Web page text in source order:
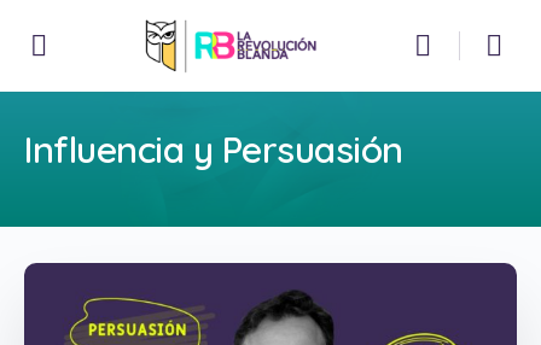
Influencia y Persuasión